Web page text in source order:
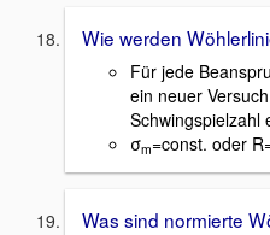
Wie werden
Für jede
ein neuer
Schwingspielzahl
σm=const. oder
Was sind normierte